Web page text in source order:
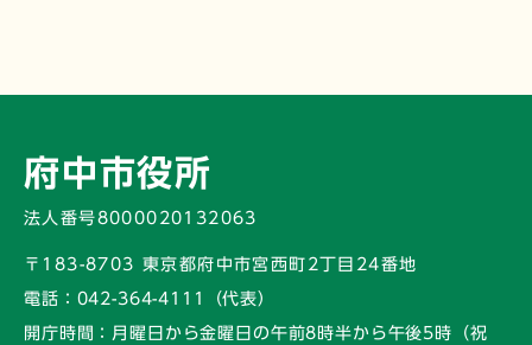
府中市役所
法人番号8000020132063
〒183-8703 東京都府中市宮西町2丁目24番地
電話： 042-364-4111（代表）
開庁時間： 月曜日から金曜日の午前8時半から午後5時 （祝